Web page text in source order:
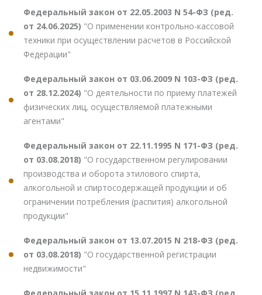
Федеральный закон от 22.05.2003 N 54-ФЗ (ред.
от 24.06.2025) "О применении контрольно-кассовой
техники при осуществлении расчетов в Российской
Федерации"
Федеральный закон от 03.06.2009 N 103-ФЗ (ред.
от 28.12.2024) "О деятельности по приему платежей
физических лиц, осуществляемой платежными
агентами"
Федеральный закон от 22.11.1995 N 171-ФЗ (ред.
от 03.08.2018) "О государственном регулировании
производства и оборота этилового спирта,
алкогольной и спиртосодержащей продукции и об
ограничении потребления (распития) алкогольной
продукции"
Федеральный закон от 13.07.2015 N 218-ФЗ (ред.
от 03.08.2018) "О государственной регистрации
недвижимости"